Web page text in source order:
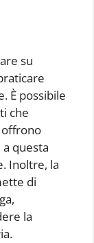
su
È possibile
che
questa
Inoltre, la
di
la